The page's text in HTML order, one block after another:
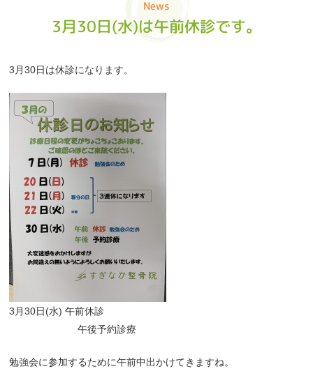
News
3月30日(水)は午前休診です。
3月30日は休診になります。
3月30日(水) 午前休診
午後予約診療
勉強会に参加するために午前中出かけてきますね。